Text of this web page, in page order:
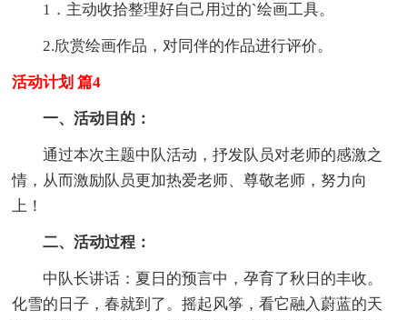
1．主动收拾整理好自己用过的`绘画工具。
2.欣赏绘画作品，对同伴的作品进行评价。
活动计划 篇4
一、活动目的：
通过本次主题中队活动，抒发队员对老师的感激之
情，从而激励队员更加热爱老师、尊敬老师，努力向
上！
二、活动过程：
中队长讲话：夏日的预言中，孕育了秋日的丰收。
化雪的日子，春就到了。摇起风筝，看它融入蔚蓝的天